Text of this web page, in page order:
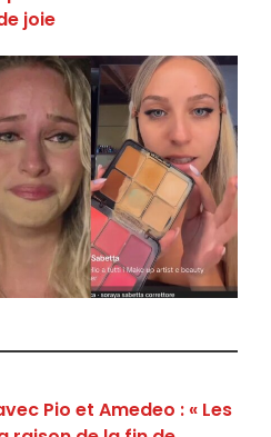
joie
Pio et Amedeo : « Les